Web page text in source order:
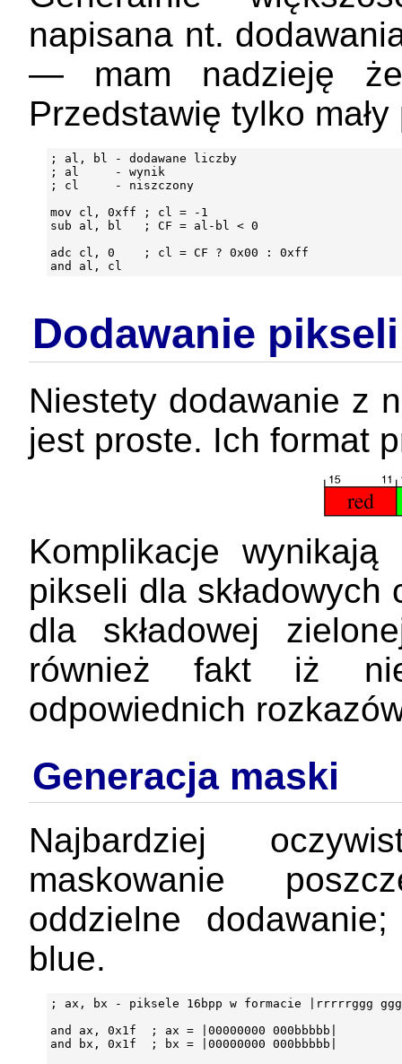
napisana nt.
— mam nadzieję
Przedstawię tylko mały
; al, bl - dodawane liczby
; al     - wynik
; cl     - niszczony
mov cl, 0xff ; cl = -1
sub al, bl   ; CF = al-bl < 0
adc cl, 0    ; cl = CF ? 0x00 : 0xff
Dodawanie
Niestety dodawanie z
jest proste. Ich format
Komplikacje
pikseli dla
dla składowej
również fakt iż
odpowiednich
Generacja maski
Najbardziej
maskowanie
oddzielne
blue.
; ax, bx - piksele 16bpp w formacie |rrrrrggg
and ax, 0x1f  ; ax = |00000000 000bbbbb|
and bx, 0x1f  ; bx = |00000000 000bbbbb|